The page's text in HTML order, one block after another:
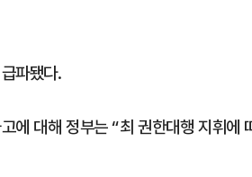
파됐다.
에 대해 정부는 “최 권한대행 지휘에